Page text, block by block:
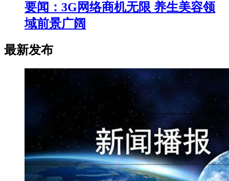
要闻：3G网络商机无限 养生美容领
域前景广阔
最新发布